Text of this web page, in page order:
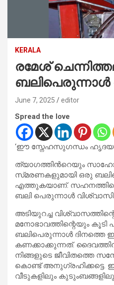
KERALA
രമേശ്
June 7, 2025 editor
Spread the love
‘ഈ സ്നേഹസുഗന്ധം
ത്യാഗത്തിന്‍റെയും
സ്‌മരണകളുമായി ഒരു
എത്തുകയാണ്.
ബലി പെരുന്നാൾ
അടിയുറച്ച
മനോഭാവത്തിന്റെയും കൂടി
ബലിപെരുന്നാൾ ദിനത്തെ
കണക്കാക്കുന്നത്.
നിങ്ങളുടെ ജീവിതത്തെ
കൊണ്ട് അനുഗ്രഹിക്കട്ടെ.
വീടുകളിലും